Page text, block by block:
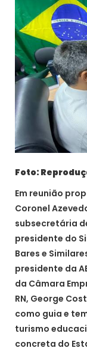
Foto:
Em reunião
Coronel
subsecretária
presidente do
Bares e
presidente da
da Câmara
RN, George
como guia e
turismo
concreta do